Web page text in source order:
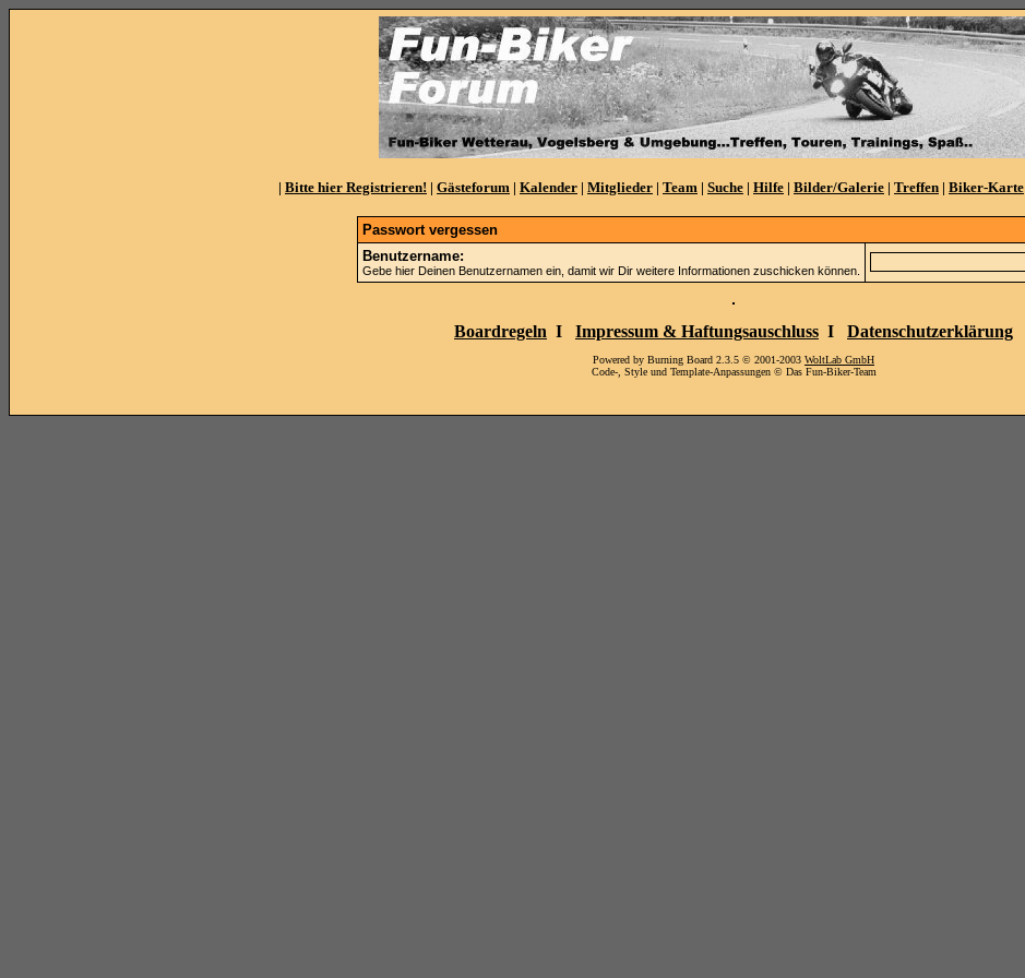
| Bitte hier Registrieren! | Gästeforum | Kalender | Mitglieder | Team | Suche | Hilfe | Bilder/Galerie | Treffen | Biker-Karte
Passwort vergessen
Benutzername:
Gebe hier Deinen Benutzernamen ein, damit wir Dir weitere Informationen zuschicken können.
Boardregeln I Impressum & Haftungsauschluss I Datenschutzerklärung
Powered by Burning Board 2.3.5 © 2001-2003 WoltLab GmbH
Code-, Style und Template-Anpassungen © Das Fun-Biker-Team